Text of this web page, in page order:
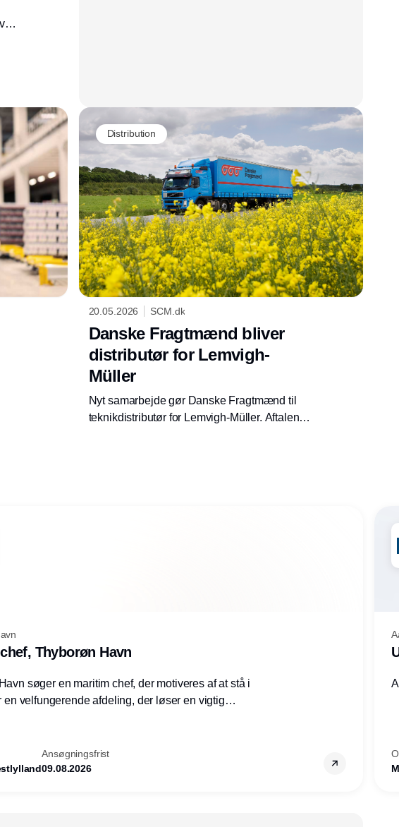
Distribution
20.05.2026 SCM.dk
Danske Fragtmænd bliver
distributør for Lemvigh-
Müller
Nyt samarbejde gør Danske Fragtmænd til
teknikdistributør for Lemvigh-Müller. Aftalen
Thyborøn Havn
søger en maritim chef, der motiveres af at stå i
en velfungerende afdeling, der løser en vigtig
Ansøgningsfrist
09.08.2026